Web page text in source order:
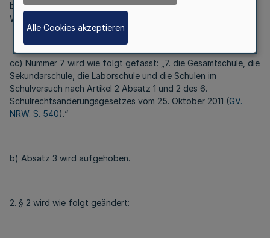
bb) Nummer 5 wird wie folgt gefasst: „5. das Gymnasium, das
Weiterbildungskolleg und das Oberstufen-Kolleg,“
cc) Nummer 7 wird wie folgt gefasst: „7. die Gesamtschule, die
Sekundarschule, die Laborschule und die Schulen im
Schulversuch nach Artikel 2 Absatz 1 und 2 des 6.
Schulrechtsänderungsgesetzes vom 25. Oktober 2011 (GV.
NRW. S. 540).“
b) Absatz 3 wird aufgehoben.
2. § 2 wird wie folgt geändert:
Alle Cookies akzeptieren